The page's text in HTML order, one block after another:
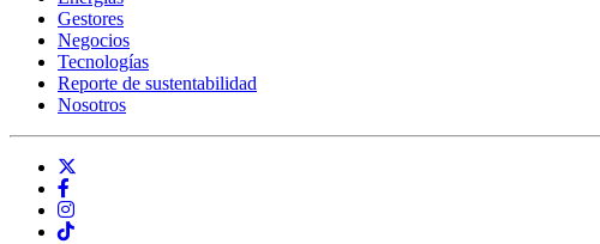
Gestores
Negocios
Tecnologías
Reporte de sustentabilidad
Nosotros